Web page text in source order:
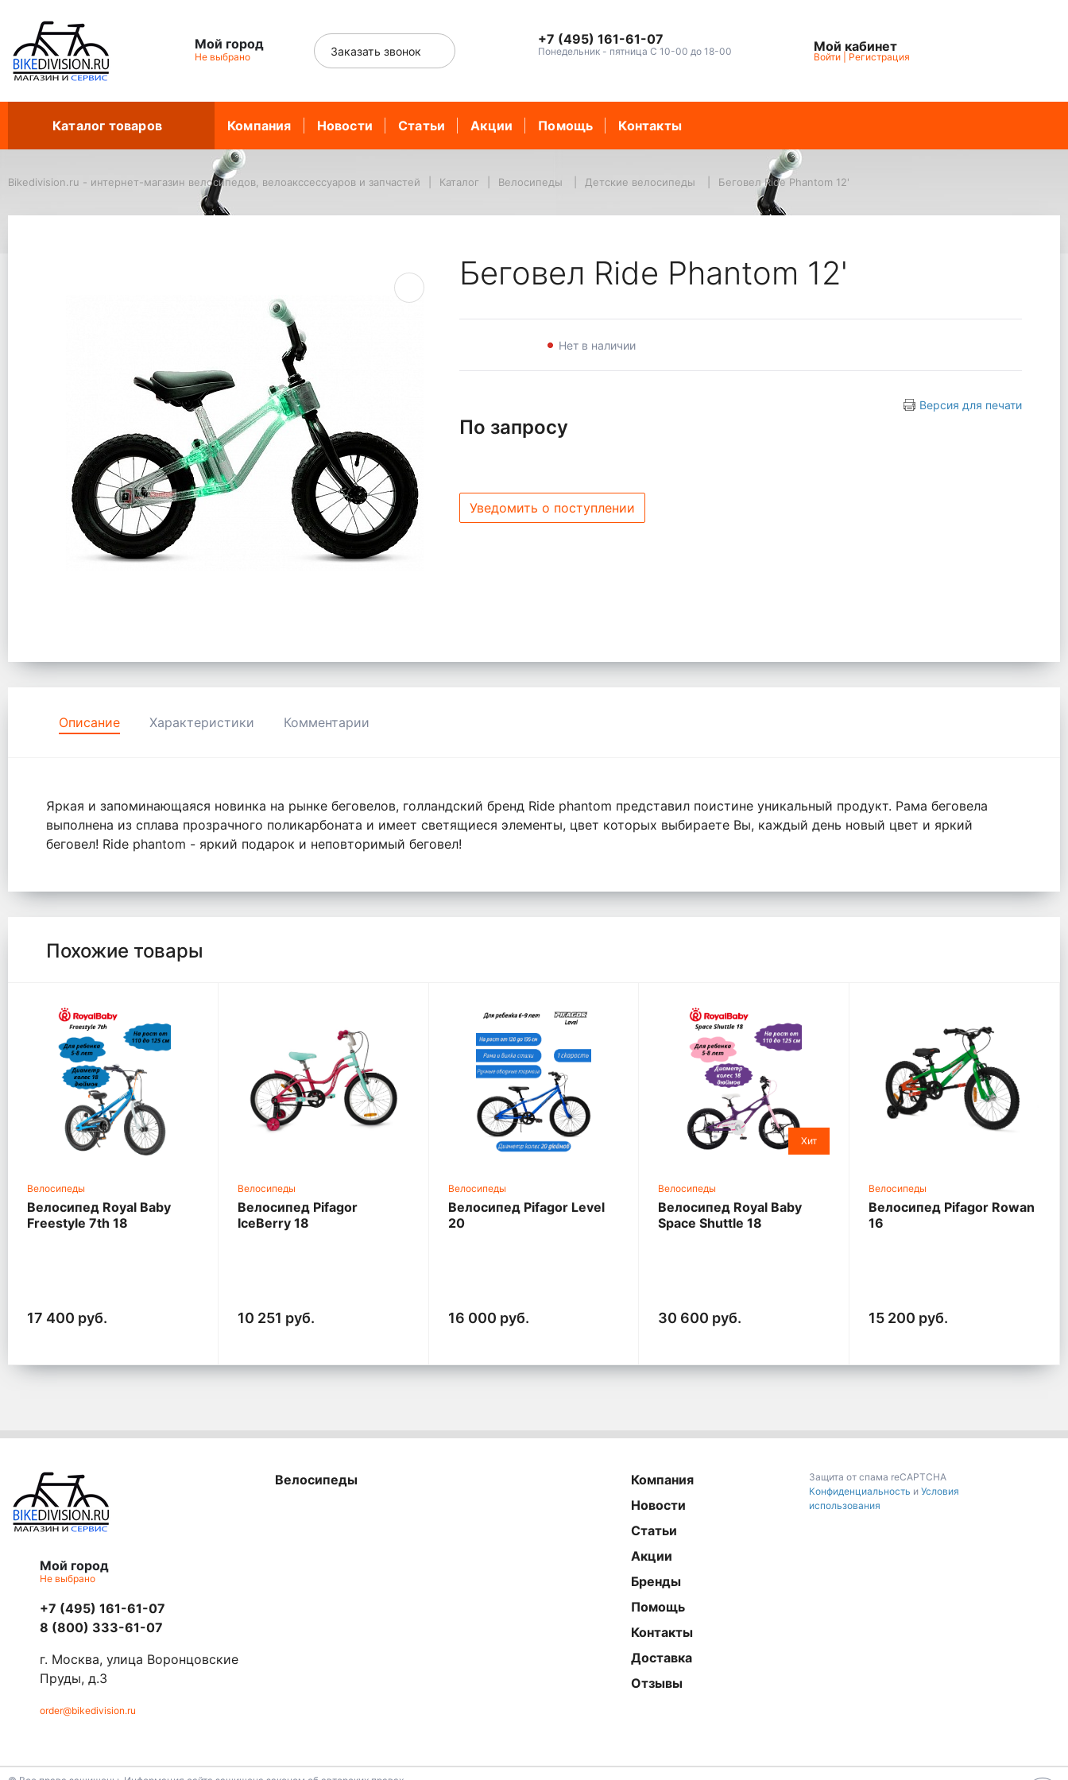
Мой город
Не выбрано Заказать звонок
+7 (495) 161-61-07
Понедельник - пятница С 10-00 до 18-00 Мой кабинет
Войти| Регистрация
Каталог товаров Компания Новости Статьи Акции Помощь Контакты
Bikedivision.ru - интернет-магазин велосипедов, велоакссессуаров и запчастей Каталог Велосипеды Детские велосипеды Беговел Ride Phantom 12'
Беговел Ride Phantom 12'
Нет в наличии
Версия для печати
По запросу
Уведомить о поступлении
Описание Характеристики Комментарии
Яркая и запоминающаяся новинка на рынке беговелов, голландский бренд Ride phantom представил поистине уникальный продукт. Рама беговела
выполнена из сплава прозрачного поликарбоната и имеет светящиеся элементы, цвет которых выбираете Вы, каждый день новый цвет и яркий
беговел! Ride phantom - яркий подарок и неповторимый беговел!
Похожие товары
Велосипеды
Велосипед Royal Baby
Freestyle 7th 18
17 400 руб.
Велосипеды
Велосипед Pifagor
IceBerry 18
10 251 руб.
Велосипеды
Велосипед Pifagor Level
20
16 000 руб.
Хит
Велосипеды
Велосипед Royal Baby
Space Shuttle 18
30 600 руб.
Велосипеды
Велосипед Pifagor Rowan
16
15 200 руб.
Мой город
Не выбрано
+7 (495) 161-61-07
8 (800) 333-61-07
г. Москва, улица Воронцовские
Пруды, д.3
order@bikedivision.ru
Велосипеды
Компания
Новости
Статьи
Акции
Бренды
Помощь
Контакты
Доставка
Отзывы
Защита от спама reCAPTCHA
Конфиденциальность и Условия
использования